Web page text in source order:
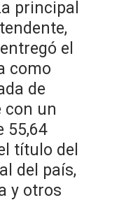
principal
el
como
de
con un
55,64
título del
del país,
y otros